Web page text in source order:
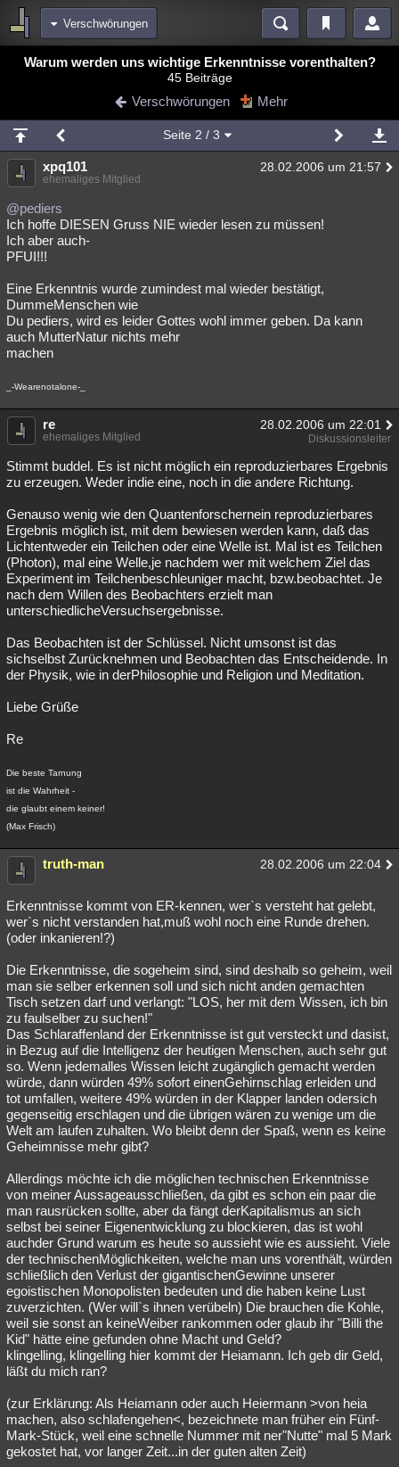
Verschwörungen
Bereiche
Blogs
Chat Wiki Neuigkeiten
meine Rubriken
Menschen Mystery Kriminalfälle
Spiritualität
Natur Umfragen
Philosophie Träume Orte Esoterik Literatur
Astronomie Helpdesk Gruppen Gaming Filme
Übersichten
Besucht Geschlossen
Warum werden uns wichtige Erkenntnisse vorenthalten?
45 Beiträge
Verschwörungen Mehr
Seite 2 / 3
xpq101 28.02.2006 um 21:57
ehemaliges Mitglied
@pediers
Ich hoffe DIESEN Gruss NIE wieder lesen zu müssen!
Ich aber auch-
PFUI!!!
Eine Erkenntnis wurde zumindest mal wieder bestätigt,
DummeMenschen wie
Du pediers, wird es leider Gottes wohl immer geben. Da kann
auch MutterNatur nichts mehr
machen
_-Wearenotalone-_
re 28.02.2006 um 22:01
ehemaliges Mitglied Diskussionsleiter
Stimmt buddel. Es ist nicht möglich ein reproduzierbares Ergebnis
zu erzeugen. Weder indie eine, noch in die andere Richtung.
Genauso wenig wie den Quantenforschernein reproduzierbares
Ergebnis möglich ist, mit dem bewiesen werden kann, daß das
Lichtentweder ein Teilchen oder eine Welle ist. Mal ist es Teilchen
(Photon), mal eine Welle,je nachdem wer mit welchem Ziel das
Experiment im Teilchenbeschleuniger macht, bzw.beobachtet. Je
nach dem Willen des Beobachters erzielt man
unterschiedlicheVersuchsergebnisse.
Das Beobachten ist der Schlüssel. Nicht umsonst ist das
sichselbst Zurücknehmen und Beobachten das Entscheidende. In
der Physik, wie in derPhilosophie und Religion und Meditation.
Liebe Grüße
Re
Die beste Tarnung
ist die Wahrheit -
die glaubt einem keiner!
(Max Frisch)
truth-man 28.02.2006 um 22:04
Erkenntnisse kommt von ER-kennen, wer`s versteht hat gelebt,
wer`s nicht verstanden hat,muß wohl noch eine Runde drehen.
(oder inkanieren!?)
Die Erkenntnisse, die sogeheim sind, sind deshalb so geheim, weil
man sie selber erkennen soll und sich nicht anden gemachten
Tisch setzen darf und verlangt: "LOS, her mit dem Wissen, ich bin
zu faulselber zu suchen!"
Das Schlaraffenland der Erkenntnisse ist gut versteckt und dasist,
in Bezug auf die Intelligenz der heutigen Menschen, auch sehr gut
so. Wenn jedemalles Wissen leicht zugänglich gemacht werden
würde, dann würden 49% sofort einenGehirnschlag erleiden und
tot umfallen, weitere 49% würden in der Klapper landen odersich
gegenseitig erschlagen und die übrigen wären zu wenige um die
Welt am laufen zuhalten. Wo bleibt denn der Spaß, wenn es keine
Geheimnisse mehr gibt?
Allerdings möchte ich die möglichen technischen Erkenntnisse
von meiner Aussageausschließen, da gibt es schon ein paar die
man rausrücken sollte, aber da fängt derKapitalismus an sich
selbst bei seiner Eigenentwicklung zu blockieren, das ist wohl
auchder Grund warum es heute so aussieht wie es aussieht. Viele
der technischenMöglichkeiten, welche man uns vorenthält, würden
schließlich den Verlust der gigantischenGewinne unserer
egoistischen Monopolisten bedeuten und die haben keine Lust
zuverzichten. (Wer will`s ihnen verübeln) Die brauchen die Kohle,
weil sie sonst an keineWeiber rankommen oder glaub ihr "Billi the
Kid" hätte eine gefunden ohne Macht und Geld?
klingelling, klingelling hier kommt der Heiamann. Ich geb dir Geld,
läßt du mich ran?
(zur Erklärung: Als Heiamann oder auch Heiermann >von heia
machen, also schlafengehen<, bezeichnete man früher ein Fünf-
Mark-Stück, weil eine schnelle Nummer mit ner"Nutte" mal 5 Mark
gekostet hat, vor langer Zeit...in der guten alten Zeit)